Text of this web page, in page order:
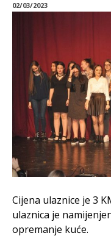
02/03/2023
Cijena ulaznice je 3
ulaznica je
opremanje kuće.